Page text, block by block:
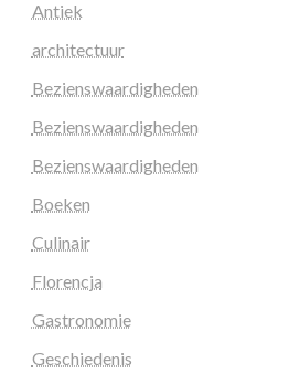
Antiek
architectuur
Bezienswaardigheden
Bezienswaardigheden
Bezienswaardigheden
Boeken
Culinair
Florencja
Gastronomie
Geschiedenis